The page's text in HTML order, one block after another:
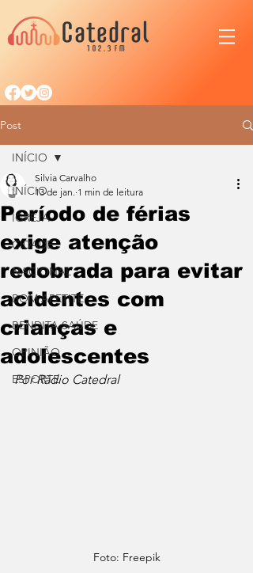
Post
INÍCIO
IGREJA
CIDADE
NACIONAL
BOM APETITE
BENDITA SAÚDE
OPINIÃO
ESPORTE
INÍCIO
Período de férias
exige atenção
redobrada para evitar
acidentes com
crianças e
adolescentes
Silvia Carvalho
13 de jan. 1 min de leitura
Por Rádio Catedral
Foto: Freepik